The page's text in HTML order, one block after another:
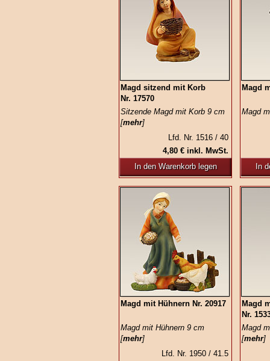
Magd sitzend mit Korb
Nr. 17570
Sitzende Magd mit Korb 9 cm
[mehr]
Lfd. Nr. 1516 / 40
4,80 € inkl. MwSt.
In den Warenkorb legen
Magd
Magd
In
Magd mit Hühnern Nr. 20917
Magd mit Hühnern 9 cm
[mehr]
Lfd. Nr. 1950 / 41.5
Magd
Nr.
Magd
[mehr]